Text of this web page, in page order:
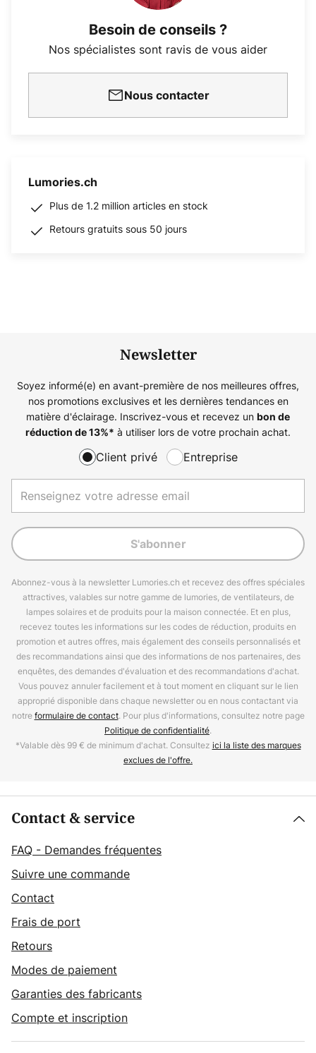
Besoin de conseils ?
Nos spécialistes sont ravis de vous aider
Nous contacter
Lumories.ch
Plus de 1.2 million articles en stock
Retours gratuits sous 50 jours
Newsletter
Soyez informé(e) en avant-première de nos meilleures offres,
nos promotions exclusives et les dernières tendances en
matière d'éclairage. Inscrivez-vous et recevez un bon de
réduction de13%* à utiliser lors de votre prochain achat.
Client privé Entreprise
S'abonner
Abonnez-vous à la newsletter Lumories.ch et recevez des offres spéciales
attractives, valables sur notre gamme de lumories, de ventilateurs, de
lampes solaires et de produits pour la maison connectée. Et en plus,
recevez toutes les informations sur les codes de réduction, produits en
promotion et autres offres, mais également des conseils personnalisés et
des recommandations ainsi que des informations de nos partenaires, des
enquêtes, des demandes d'évaluation et des recommandations d'achat.
Vous pouvez annuler facilement et à tout moment en cliquant sur le lien
approprié disponible dans chaque newsletter ou en nous contactant via
notreformulaire de contact. Pour plus d'informations, consultez notre page
Politique de confidentialité.
*Valable dès 99 € de minimum d'achat. Consultez ici la liste des marques
exclues de l'offre.
Contact & service
FAQ - Demandes fréquentes
Suivre une commande
Contact
Frais de port
Retours
Modes de paiement
Garanties des fabricants
Compte et inscription